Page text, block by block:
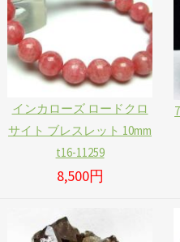
インカローズ ロードクロ
サイト ブレスレット 10mm
t16-11259
8,500円